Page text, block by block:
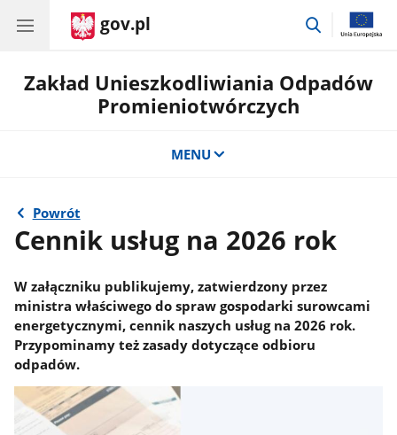
gov.pl
przejdź
Zakład Unieszkodliwiania Odpadów
Promieniotwórczych
MENU
Powrót
Cennik usług na 2026 rok
W załączniku publikujemy, zatwierdzony przez
ministra właściwego do spraw gospodarki surowcami
energetycznymi, cennik naszych usług na 2026 rok.
Przypominamy też zasady dotyczące odbioru
odpadów.